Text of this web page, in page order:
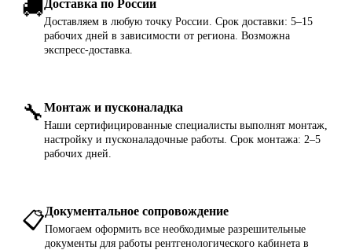
🚚Доставка по России
Доставляем в любую точку России. Срок доставки: 5–15
рабочих дней в зависимости от региона. Возможна
экспресс-доставка.
🔧Монтаж и пусконаладка
Наши сертифицированные специалисты выполнят монтаж,
настройку и пусконаладочные работы. Срок монтажа: 2–5
рабочих дней.
📋Документальное сопровождение
Помогаем оформить все необходимые разрешительные
документы для работы рентгенологического кабинета в